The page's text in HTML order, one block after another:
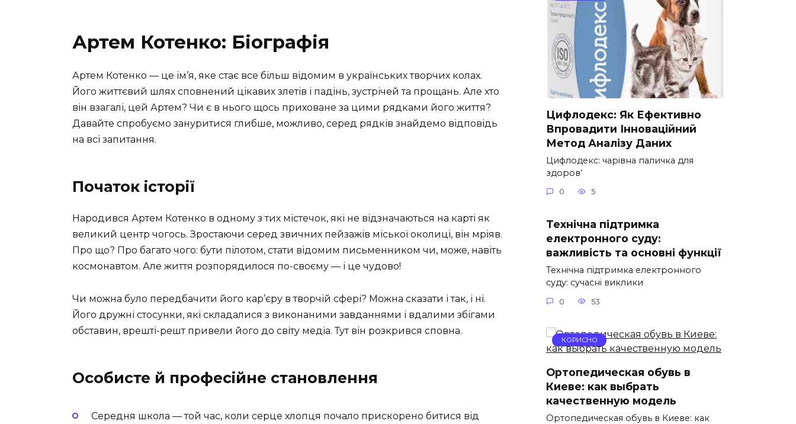
Артем Котенко: Біографія
Артем Котенко — це ім’я, яке стає все більш відомим в українських творчих колах.
Його життєвий шлях сповнений цікавих злетів і падінь, зустрічей та прощань. Але хто
він взагалі, цей Артем? Чи є в нього щось приховане за цими рядками його життя?
Давайте спробуємо зануритися глибше, можливо, серед рядків знайдемо відповідь
на всі запитання.
Початок історії
Народився Артем Котенко в одному з тих містечок, які не відзначаються на карті як
великий центр чогось. Зростаючи серед звичних пейзажів міської околиці, він мріяв.
Про що? Про багато чого: бути пілотом, стати відомим письменником чи, може, навіть
космонавтом. Але життя розпорядилося по-своєму — і це чудово!
Чи можна було передбачити його кар’єру в творчій сфері? Можна сказати і так, і ні.
Його дружні стосунки, які складалися з виконаними завданнями і вдалими збігами
обставин, врешті-решт привели його до світу медіа. Тут він розкрився сповна.
Особисте й професійне становлення
Середня школа — той час, коли серце хлопця почало прискорено битися від
Цифлодекс: Як Ефективно
Впровадити Інноваційний
Метод Аналізу Даних
Цифлодекс: чарівна паличка для
здоров’
0 5
Технічна підтримка
електронного суду:
важливість та основні функції
Технічна підтримка електронного
суду: сучасні виклики
0 53
КОРИСНО
Ортопедическая обувь в
Киеве: как выбрать
качественную модель
Ортопедическая обувь в Киеве: как